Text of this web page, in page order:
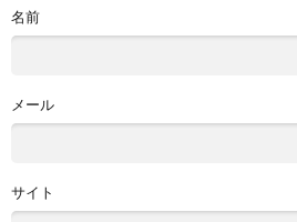
名前
メール
サイト